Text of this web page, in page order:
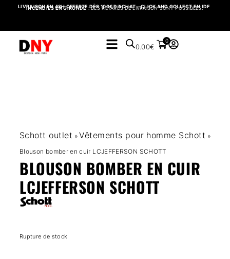
LIVRAISON EN 48H OFFERTE DÈS 100€ D’ACHAT – CLICK AND COLLECT EN IDF
INCENDIES EN GIRONDE: DES RETARDS DE LIVRAISON SONT POSSIBLES.
0.00€
0
Schott outlet » Vêtements pour homme Schott »
Blouson bomber en cuir LCJEFFERSON SCHOTT
BLOUSON BOMBER EN CUIR
LCJEFFERSON SCHOTT
Rupture de stock